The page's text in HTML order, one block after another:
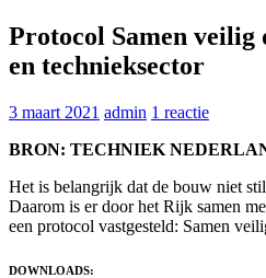
op
en
Druk
op
Protocol Samen veilig
en technieksector
3 maart 2021 admin 1 reactie
BRON: TECHNIEK
Het is belangrijk dat de bouw niet
Daarom is er door het Rijk samen
een protocol vastgesteld: Samen
DOWNLOADS: